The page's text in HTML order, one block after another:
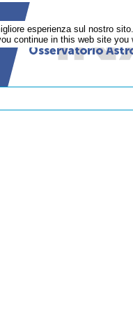
esperienza sul nostro
continue in this web site you